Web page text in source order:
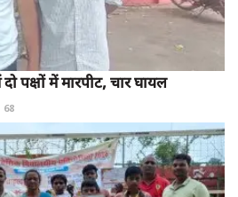
पक्षों में मारपीट, चार घायल
68